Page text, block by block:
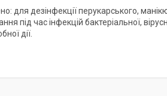
для дезінфекції перукарського,
під час інфекцій бактеріальної,
дії.